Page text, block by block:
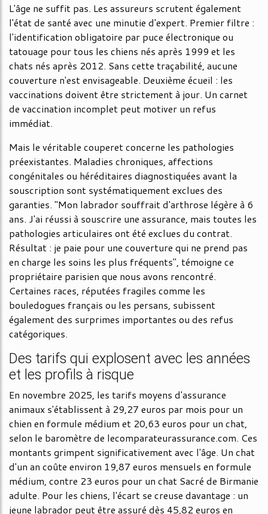
L'âge ne suffit pas. Les assureurs scrutent également
l'état de santé avec une minutie d'expert. Premier filtre :
l'identification obligatoire par puce électronique ou
tatouage pour tous les chiens nés après 1999 et les
chats nés après 2012. Sans cette traçabilité, aucune
couverture n'est envisageable. Deuxième écueil : les
vaccinations doivent être strictement à jour. Un carnet
de vaccination incomplet peut motiver un refus
immédiat.
Mais le véritable couperet concerne les pathologies
préexistantes. Maladies chroniques, affections
congénitales ou héréditaires diagnostiquées avant la
souscription sont systématiquement exclues des
garanties. "Mon labrador souffrait d'arthrose légère à 6
ans. J'ai réussi à souscrire une assurance, mais toutes les
pathologies articulaires ont été exclues du contrat.
Résultat : je paie pour une couverture qui ne prend pas
en charge les soins les plus fréquents", témoigne ce
propriétaire parisien que nous avons rencontré.
Certaines races, réputées fragiles comme les
bouledogues français ou les persans, subissent
également des surprimes importantes ou des refus
catégoriques.
Des tarifs qui explosent avec les années
et les profils à risque
En novembre 2025, les tarifs moyens d'assurance
animaux s'établissent à 29,27 euros par mois pour un
chien en formule médium et 20,63 euros pour un chat,
selon le baromètre de lecomparateurassurance.com. Ces
montants grimpent significativement avec l'âge. Un chat
d'un an coûte environ 19,87 euros mensuels en formule
médium, contre 23 euros pour un chat Sacré de Birmanie
adulte. Pour les chiens, l'écart se creuse davantage : un
jeune labrador peut être assuré dès 45,82 euros en